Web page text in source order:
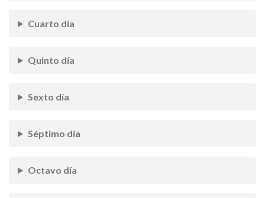
Cuarto día
Quinto día
Sexto día
Séptimo día
Octavo día